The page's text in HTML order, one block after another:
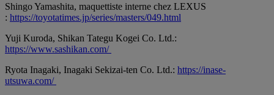
Shingo Yamashita, maquettiste interne chez LEXUS
: https://toyotatimes.jp/series/masters/049.html
Yuji Kuroda, Shikan Tategu Kogei Co. Ltd.:
https://www.sashikan.com/
Ryota Inagaki, Inagaki Sekizai-ten Co. Ltd.: https://inase-
utsuwa.com/